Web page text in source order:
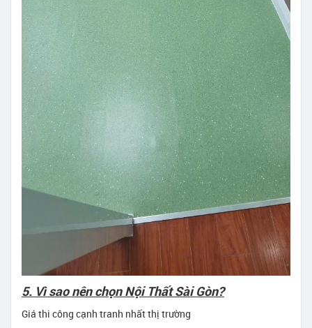
5. Vì sao nên chọn Nội Thất Sài Gòn?
Giá thi công cạnh tranh nhất thị trường